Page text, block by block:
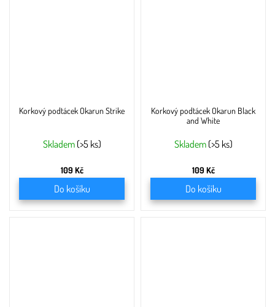
Korkový podtácek Okarun Strike
Skladem (>5 ks)
109 Kč
Do košíku
Korkový podtácek Okarun Black
and White
Skladem (>5 ks)
109 Kč
Do košíku